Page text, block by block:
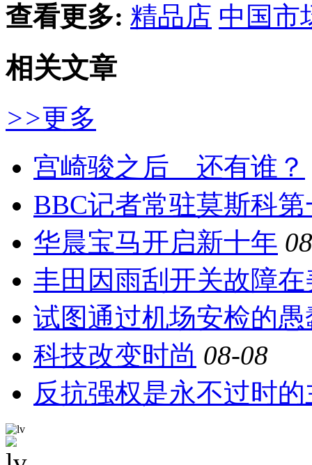
查看更多: 精品店 中国市
相关文章
>>更多
宫崎骏之后 还有谁？
BBC记者常驻莫斯科
华晨宝马开启新十年
丰田因雨刮开关故障
试图通过机场安检的
科技改变时尚 08-08
反抗强权是永不过时